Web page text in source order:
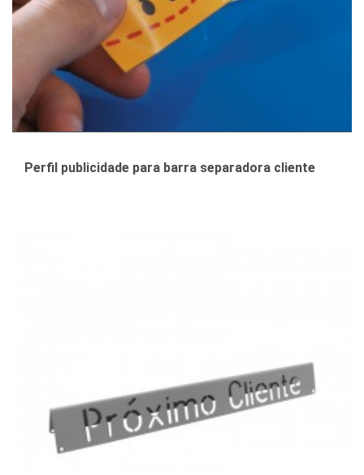
Perfil publicidade para barra separadora cliente